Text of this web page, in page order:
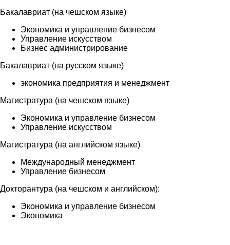
Бакалавриат (на чешском языке)
Экономика и управление бизнесом
Управление искусством
Бизнес администрирование
Бакалавриат (на русском языке)
экономика предприятия и менеджмент
Магистратура (на чешском языке)
Экономика и управление бизнесом
Управление искусством
Магистратура (на английском языке)
Международный менеджмент
Управление бизнесом
Докторантура (на чешском и английском):
Экономика и управление бизнесом
Экономика